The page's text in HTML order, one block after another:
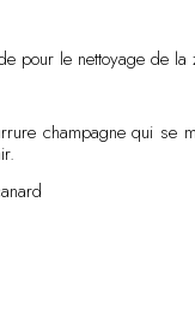
pour le nettoyage de
champagne qui se